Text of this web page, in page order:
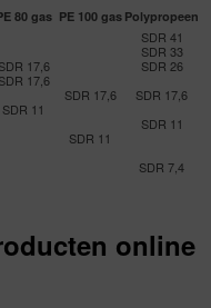
80 gas PE 100 gas Polypropeen
SDR 41
SDR 33
SDR 17,6
SDR 26
SDR 17,6
SDR 17,6
SDR 17,6
SDR 11
SDR 11
SDR 11
SDR 7,4
online